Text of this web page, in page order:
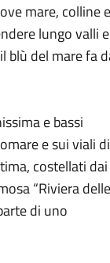
mare, colline e
lungo valli e
blù del mare fa
e bassi
e sui viali di
costellati dai
“Riviera delle
di uno